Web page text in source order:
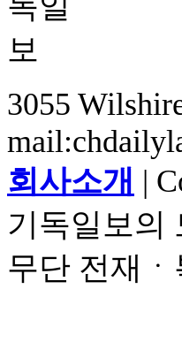
3055
회사소개 |
기독일보의
무단 전재